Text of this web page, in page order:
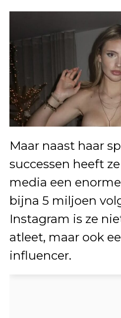
Maar naast haar
successen heeft
media een
bijna 5 miljoen
Instagram is ze
atleet, maar ook
influencer.